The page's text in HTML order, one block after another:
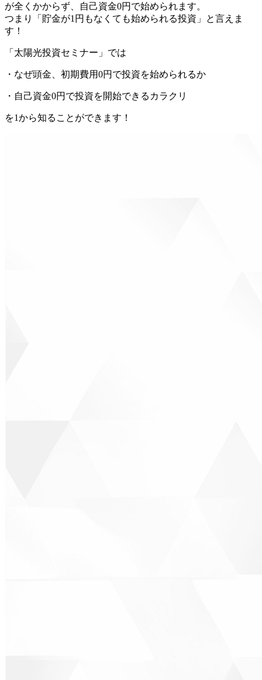
が全くかからず、自己資金0円で始められます。
つまり「貯金が1円もなくても始められる投資」と言えま
す！
「太陽光投資セミナー」では
・なぜ頭金、初期費用0円で投資を始められるか
・自己資金0円で投資を開始できるカラクリ
を1から知ることができます！